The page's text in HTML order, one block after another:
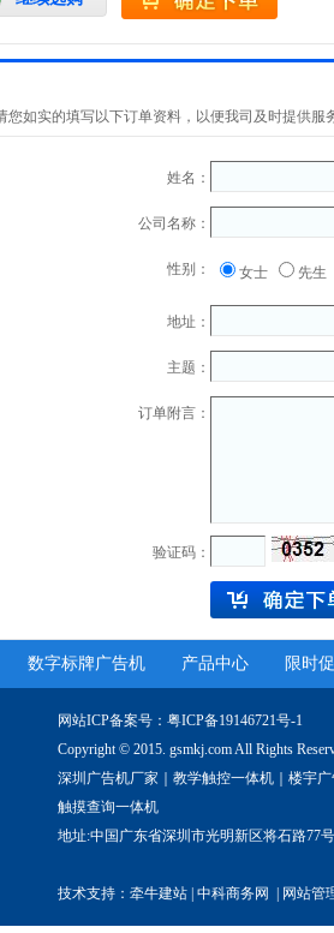
您如实的填写以下订单资料，以便我司及时提供服
姓名：
公司名称：
性别： 女士 先生
地址：
主题：
订单附言：
验证码：
数字标牌广告机 产品中心 限时
网站ICP备案号： 粤ICP备19146721号-1
Copyright © 2015. gsmkj.com All Rights
深圳广告机厂家｜教学触控一体机｜楼宇
触摸查询一体机
地址:中国广东省深圳市光明新区将石路77
技术支持： 牵牛建站 中科商务网 网站管